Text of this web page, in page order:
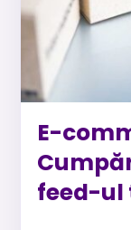
E-
feed-ul